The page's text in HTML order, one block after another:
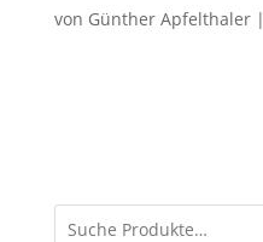
von Günther Apfelthaler|